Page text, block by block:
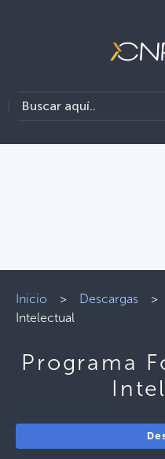
Inicio > Descargas>
Intelectual
Programa